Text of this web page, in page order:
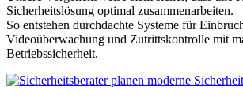
Sicherheitslösung optimal zusammenarbeiten.
So entstehen durchdachte Systeme für
Videoüberwachung und Zutrittskontrolle mit
Betriebssicherheit.